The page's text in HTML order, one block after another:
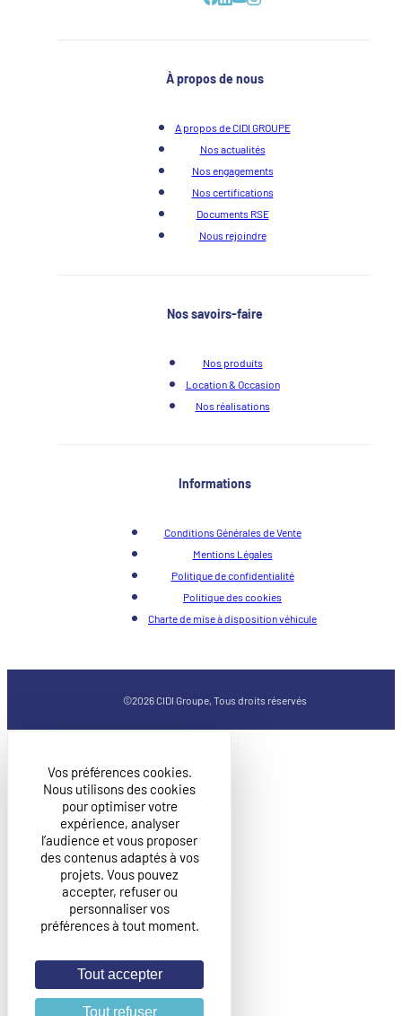
Vos préférences cookies.
Nous utilisons des cookies
pour optimiser votre
expérience, analyser
l’audience et vous proposer
des contenus adaptés à vos
projets. Vous pouvez
accepter, refuser ou
personnaliser vos
préférences à tout moment.
Tout accepter
Tout refuser
À propos de nous
A propos de CIDI GROUPE
Nos actualités
Nos engagements
Nos certifications
Documents RSE
Nous rejoindre
Nos savoirs-faire
Nos produits
Location & Occasion
Nos réalisations
Informations
Conditions Générales de Vente
Mentions Légales
Politique de confidentialité
Politique des cookies
Charte de mise à disposition véhicule
©2026 CIDI Groupe, Tous droits réservés